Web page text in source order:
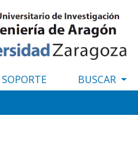
al
contenido
principal
SOPORTE